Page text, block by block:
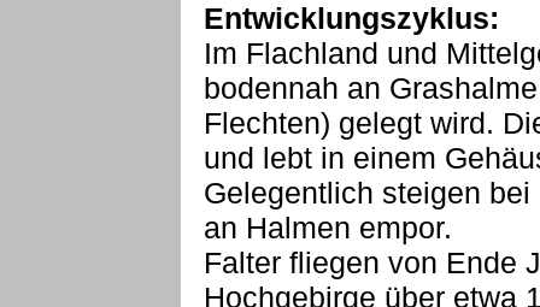
Entwicklungszyklus:
Im Flachland und
bodennah an
Flechten) gelegt wird.
und lebt in einem
Gelegentlich steigen
an Halmen empor.
Falter fliegen von Ende
Hochgebirge über etwa